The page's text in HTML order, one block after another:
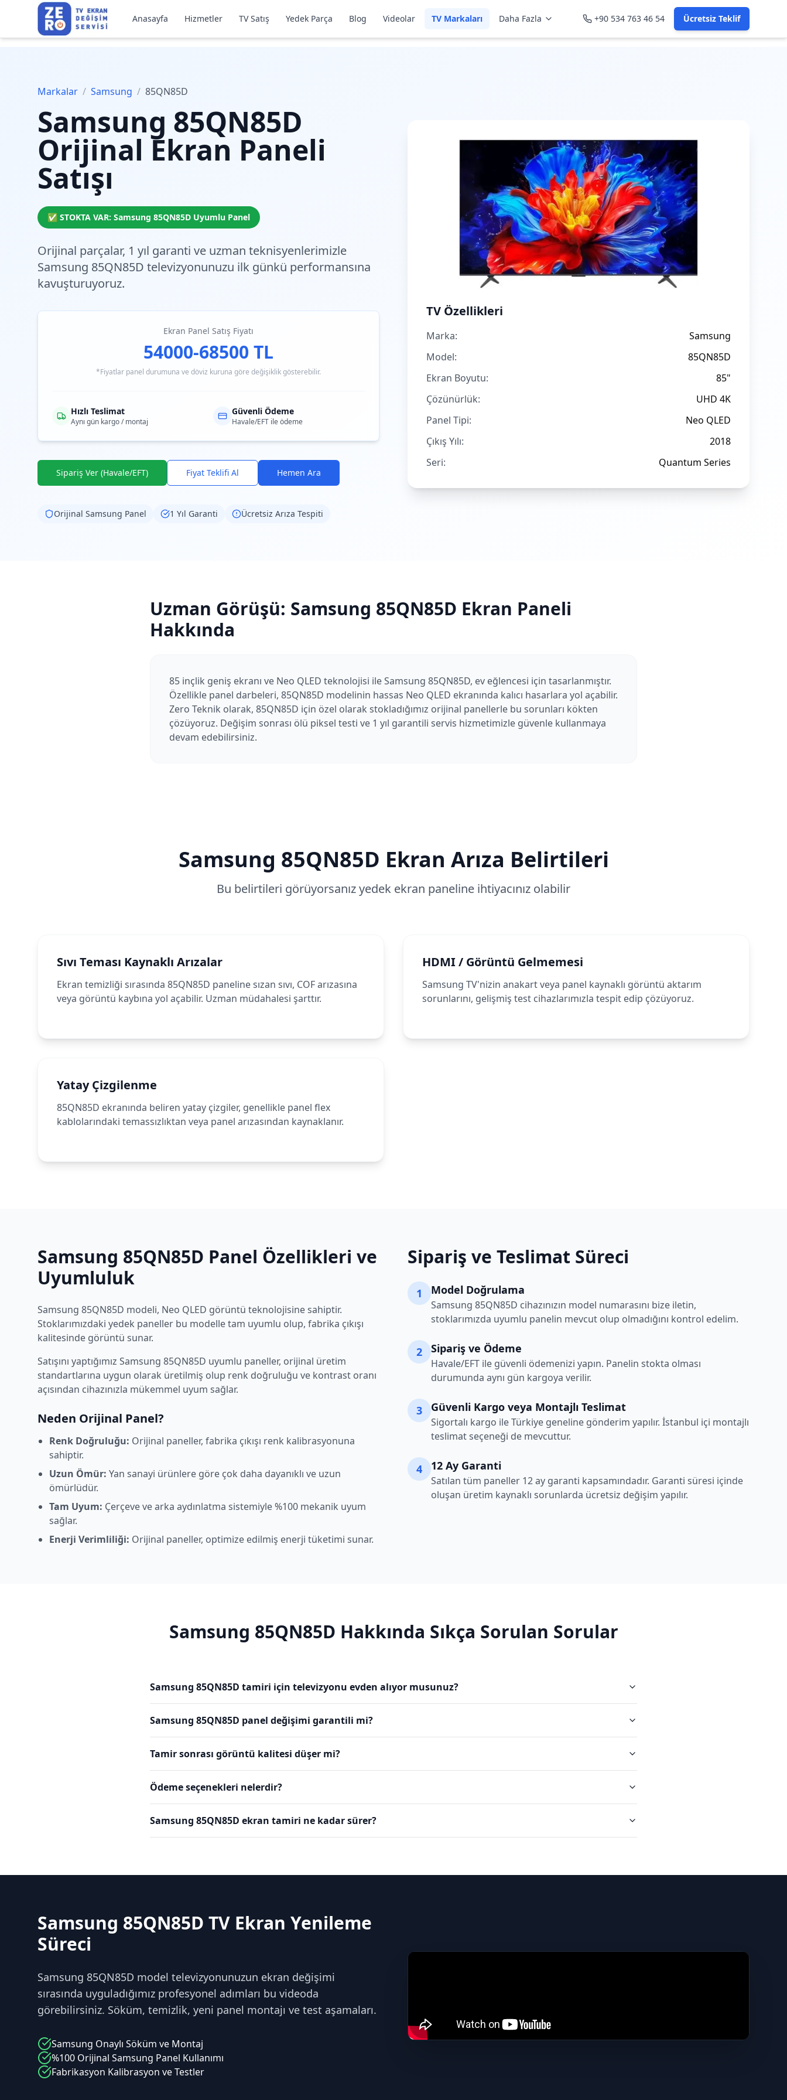
Anasayfa Hizmetler TV Satış Yedek Parça Blog Videolar TV Markaları Daha Fazla +90 534 763 46 54 Ücretsiz Teklif
Markalar / Samsung / 85QN85D
Samsung 85QN85D
Orijinal Ekran Paneli
Satışı
✅ STOKTA VAR: Samsung 85QN85D Uyumlu Panel
Orijinal parçalar, 1 yıl garanti ve uzman teknisyenlerimizle
Samsung 85QN85D televizyonunuzu ilk günkü performansına
kavuşturuyoruz.
Ekran Panel Satış Fiyatı
54000-68500 TL
*Fiyatlar panel durumuna ve döviz kuruna göre değişiklik gösterebilir.
Hızlı Teslimat
Aynı gün kargo / montaj
Güvenli Ödeme
Havale/EFT ile ödeme
Sipariş Ver (Havale/EFT) Fiyat Teklifi Al Hemen Ara
Orijinal Samsung Panel 1 Yıl Garanti Ücretsiz Arıza Tespiti
TV Özellikleri
Marka:
Samsung
Model:
85QN85D
Ekran Boyutu:
85"
Çözünürlük:
UHD 4K
Panel Tipi:
Neo QLED
Çıkış Yılı:
2018
Seri:
Quantum Series
Uzman Görüşü: Samsung 85QN85D Ekran Paneli
Hakkında
85 inçlik geniş ekranı ve Neo QLED teknolojisi ile Samsung 85QN85D, ev eğlencesi için tasarlanmıştır.
Özellikle panel darbeleri, 85QN85D modelinin hassas Neo QLED ekranında kalıcı hasarlara yol açabilir.
Zero Teknik olarak, 85QN85D için özel olarak stokladığımız orijinal panellerle bu sorunları kökten
çözüyoruz. Değişim sonrası ölü piksel testi ve 1 yıl garantili servis hizmetimizle güvenle kullanmaya
devam edebilirsiniz.
Samsung 85QN85D Ekran Arıza Belirtileri
Bu belirtileri görüyorsanız yedek ekran paneline ihtiyacınız olabilir
Sıvı Teması Kaynaklı Arızalar
Ekran temizliği sırasında 85QN85D paneline sızan sıvı, COF arızasına
veya görüntü kaybına yol açabilir. Uzman müdahalesi şarttır.
HDMI / Görüntü Gelmemesi
Samsung TV'nizin anakart veya panel kaynaklı görüntü aktarım
sorunlarını, gelişmiş test cihazlarımızla tespit edip çözüyoruz.
Yatay Çizgilenme
85QN85D ekranında beliren yatay çizgiler, genellikle panel flex
kablolarındaki temassızlıktan veya panel arızasından kaynaklanır.
Samsung 85QN85D Panel Özellikleri ve
Uyumluluk
Samsung 85QN85D modeli, Neo QLED görüntü teknolojisine sahiptir.
Stoklarımızdaki yedek paneller bu modelle tam uyumlu olup, fabrika çıkışı
kalitesinde görüntü sunar.
Satışını yaptığımız Samsung 85QN85D uyumlu paneller, orijinal üretim
standartlarına uygun olarak üretilmiş olup renk doğruluğu ve kontrast oranı
açısından cihazınızla mükemmel uyum sağlar.
Neden Orijinal Panel?
Renk Doğruluğu: Orijinal paneller, fabrika çıkışı renk kalibrasyonuna
sahiptir.
Uzun Ömür: Yan sanayi ürünlere göre çok daha dayanıklı ve uzun
ömürlüdür.
Tam Uyum: Çerçeve ve arka aydınlatma sistemiyle %100 mekanik uyum
sağlar.
Enerji Verimliliği: Orijinal paneller, optimize edilmiş enerji tüketimi sunar.
Sipariş ve Teslimat Süreci
1 Model Doğrulama
Samsung 85QN85D cihazınızın model numarasını bize iletin,
stoklarımızda uyumlu panelin mevcut olup olmadığını kontrol edelim.
2 Sipariş ve Ödeme
Havale/EFT ile güvenli ödemenizi yapın. Panelin stokta olması
durumunda aynı gün kargoya verilir.
3 Güvenli Kargo veya Montajlı Teslimat
Sigortalı kargo ile Türkiye geneline gönderim yapılır. İstanbul içi montajlı
teslimat seçeneği de mevcuttur.
4 12 Ay Garanti
Satılan tüm paneller 12 ay garanti kapsamındadır. Garanti süresi içinde
oluşan üretim kaynaklı sorunlarda ücretsiz değişim yapılır.
Samsung 85QN85D Hakkında Sıkça Sorulan Sorular
Samsung 85QN85D tamiri için televizyonu evden alıyor musunuz?
Samsung 85QN85D panel değişimi garantili mi?
Tamir sonrası görüntü kalitesi düşer mi?
Ödeme seçenekleri nelerdir?
Samsung 85QN85D ekran tamiri ne kadar sürer?
Samsung 85QN85D TV Ekran Yenileme
Süreci
Samsung 85QN85D model televizyonunuzun ekran değişimi
sırasında uyguladığımız profesyonel adımları bu videoda
görebilirsiniz. Söküm, temizlik, yeni panel montajı ve test aşamaları.
Samsung Onaylı Söküm ve Montaj
%100 Orijinal Samsung Panel Kullanımı
Fabrikasyon Kalibrasyon ve Testler